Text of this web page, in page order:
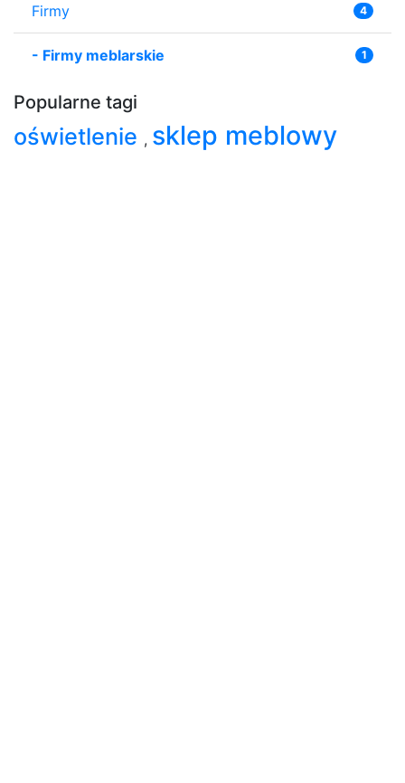
Firmy 4
- Firmy meblarskie 1
Popularne tagi
oświetlenie , sklep meblowy